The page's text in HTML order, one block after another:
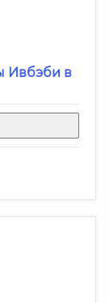
Ивбэби в